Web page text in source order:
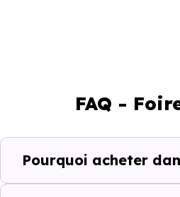
Ces
FAQ -
Pourquoi acheter